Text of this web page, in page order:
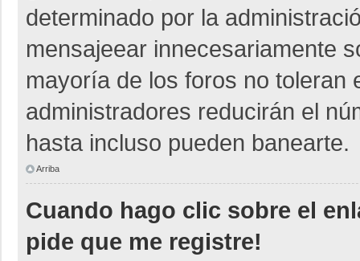
determinado por la
mensajeear innecesariamente
mayoría de los foros no toleran
administradores reducirán el
hasta incluso pueden banearte.
Arriba
Cuando hago clic sobre el
pide que me registre!